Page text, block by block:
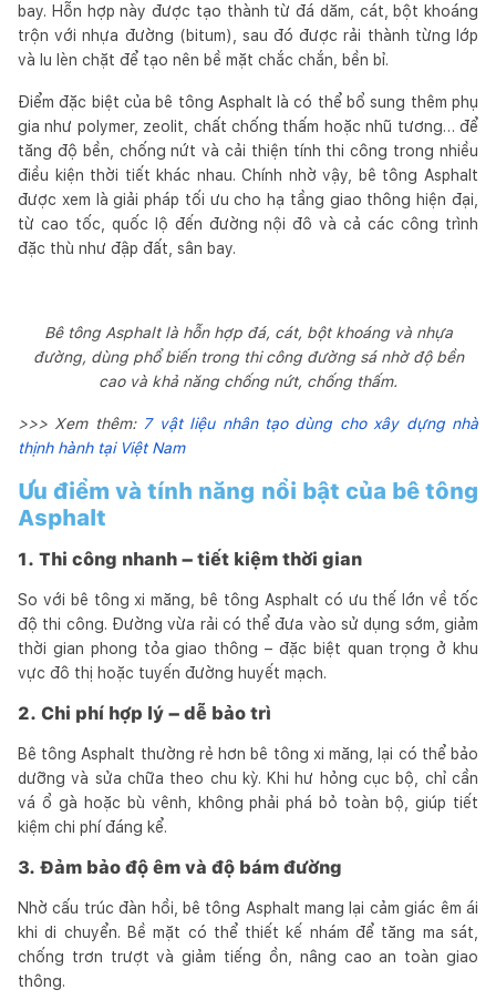
bay. Hỗn hợp này được tạo thành từ đá dăm, cát, bột khoáng
trộn với nhựa đường (bitum), sau đó được rải thành từng lớp
và lu lèn chặt để tạo nên bề mặt chắc chắn, bền bỉ.
Điểm đặc biệt của bê tông Asphalt là có thể bổ sung thêm phụ
gia như polymer, zeolit, chất chống thấm hoặc nhũ tương… để
tăng độ bền, chống nứt và cải thiện tính thi công trong nhiều
điều kiện thời tiết khác nhau. Chính nhờ vậy, bê tông Asphalt
được xem là giải pháp tối ưu cho hạ tầng giao thông hiện đại,
từ cao tốc, quốc lộ đến đường nội đô và cả các công trình
đặc thù như đập đất, sân bay.
Bê tông Asphalt là hỗn hợp đá, cát, bột khoáng và nhựa
đường, dùng phổ biến trong thi công đường sá nhờ độ bền
cao và khả năng chống nứt, chống thấm.
>>> Xem thêm: 7 vật liệu nhân tạo dùng cho xây dựng nhà
thịnh hành tại Việt Nam
Ưu điểm và tính năng nổi bật của bê tông
Asphalt
1. Thi công nhanh – tiết kiệm thời gian
So với bê tông xi măng, bê tông Asphalt có ưu thế lớn về tốc
độ thi công. Đường vừa rải có thể đưa vào sử dụng sớm, giảm
thời gian phong tỏa giao thông – đặc biệt quan trọng ở khu
vực đô thị hoặc tuyến đường huyết mạch.
2. Chi phí hợp lý – dễ bảo trì
Bê tông Asphalt thường rẻ hơn bê tông xi măng, lại có thể bảo
dưỡng và sửa chữa theo chu kỳ. Khi hư hỏng cục bộ, chỉ cần
vá ổ gà hoặc bù vênh, không phải phá bỏ toàn bộ, giúp tiết
kiệm chi phí đáng kể.
3. Đảm bảo độ êm và độ bám đường
Nhờ cấu trúc đàn hồi, bê tông Asphalt mang lại cảm giác êm ái
khi di chuyển. Bề mặt có thể thiết kế nhám để tăng ma sát,
chống trơn trượt và giảm tiếng ồn, nâng cao an toàn giao
thông.